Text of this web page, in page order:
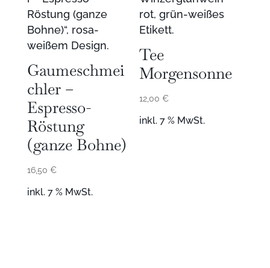
Gaumeschmei
chler –
Espresso-
Röstung
(ganze Bohne)
16,50 €
inkl. 7 % MwSt.
Tee
Morgensonne
12,00€
inkl. 7 % MwSt.